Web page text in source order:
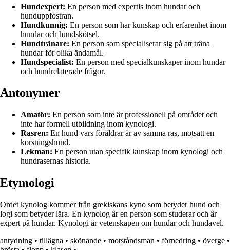
Hundexpert: En person med expertis inom hundar och
hunduppfostran.
Hundkunnig: En person som har kunskap och erfarenhet inom
hundar och hundskötsel.
Hundtränare: En person som specialiserar sig på att träna
hundar för olika ändamål.
Hundspecialist: En person med specialkunskaper inom hundar
och hundrelaterade frågor.
Antonymer
Amatör: En person som inte är professionell på området och
inte har formell utbildning inom kynologi.
Rasren: En hund vars föräldrar är av samma ras, motsatt en
korsningshund.
Lekman: En person utan specifik kunskap inom kynologi och
hundrasernas historia.
Etymologi
Ordet kynolog kommer från grekiskans kyno som betyder hund och
logi som betyder lära. En kynolog är en person som studerar och är
expert på hundar. Kynologi är vetenskapen om hundar och hundavel.
antydning • tillägna • skönande • motståndsman • förnedring • överge •